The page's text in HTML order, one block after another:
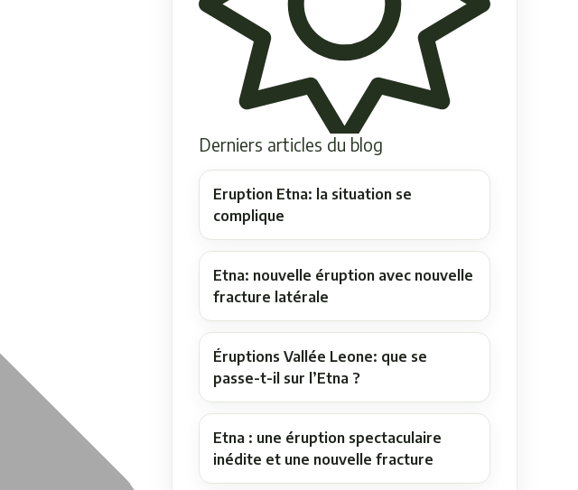
Derniers articles du blog
Eruption Etna: la situation se
complique
Etna: nouvelle éruption avec nouvelle
fracture latérale
Éruptions Vallée Leone: que se
passe-t-il sur l’Etna ?
Etna : une éruption spectaculaire
inédite et une nouvelle fracture